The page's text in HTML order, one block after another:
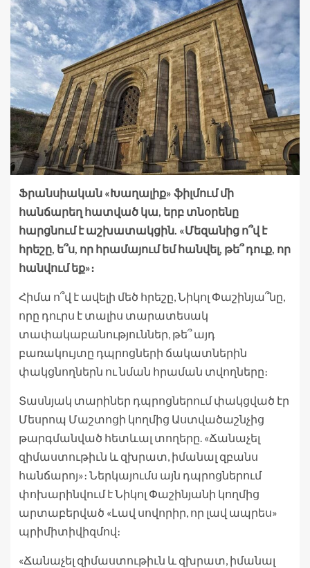
Ֆրանսիական «Խաղալիք» ֆիլմում մի
հանճարեղ հատված կա, երբ տնօրենը
հարցնում է աշխատակցին. «Մեզանից ո՞վ է
հրեշը, ե՞ս, որ հրամայում եմ հանվել, թե՞ դուք, որ
հանվում եք»։
Հիմա ո՞վ է ավելի մեծ հրեշը, Նիկոլ Փաշինյա՞նը,
որը դուրս է տալիս տարատեսակ
տափակաբանություններ, թե՞ այդ
բառակույտը դպրոցների ճակատներին
փակցնողներն ու նման հրաման տվողները։
Տասնյակ տարիներ դպրոցներում փակցված էր
Մեսրոպ Մաշտոցի կողմից Աստվածաշնչից
թարգմանված հետևալ տողերը. «Ճանաչել
զիմաստութիւն և զխրատ, իմանալ զբանս
հանճարոյ»։ Ներկայումս այն դպրոցներում
փոխարինվում է Նիկոլ Փաշինյանի կողմից
արտաբերված «Լավ սովորիր, որ լավ ապրես»
պրիմիտիվիզմով։
«Ճանաչել զիմաստութիւն և զխրատ, իմանալ